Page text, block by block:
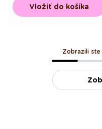
Vložiť do košíka
Zobrazili